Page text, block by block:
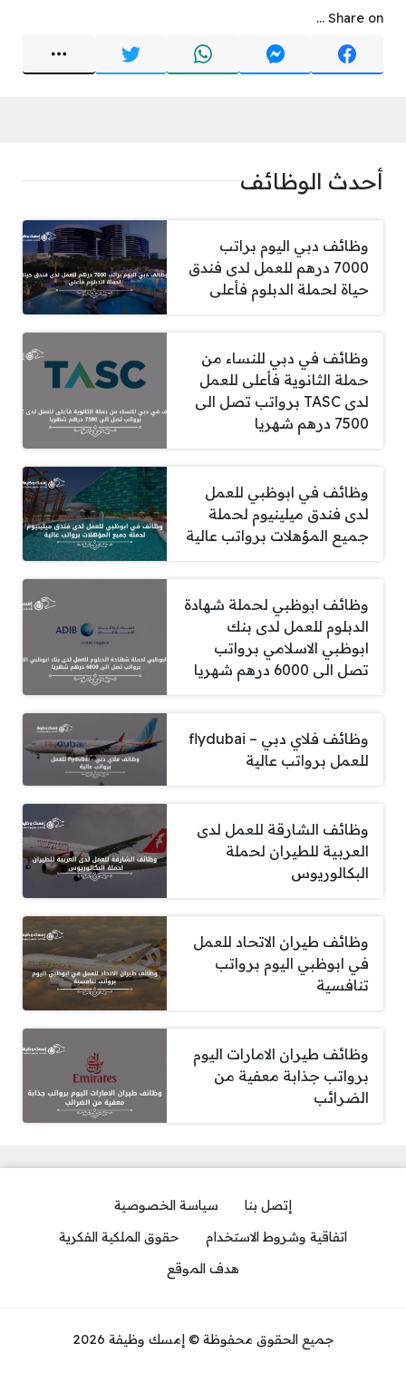
Share on ...
أحدث الوظائف
وظائف دبي اليوم براتب
7000 درهم للعمل لدى فندق
حياة لحملة الدبلوم فأعلى
وظائف في دبي للنساء من
حملة الثانوية فأعلى للعمل
لدى TASC برواتب تصل الى
7500 درهم شهريا
وظائف في ابوظبي للعمل
لدى فندق ميلينيوم لحملة
جميع المؤهلات برواتب عالية
وظائف ابوظبي لحملة شهادة
الدبلوم للعمل لدى بنك
ابوظبي الاسلامي برواتب
تصل الى 6000 درهم شهريا
وظائف فلاي دبي – flydubai
للعمل برواتب عالية
وظائف الشارقة للعمل لدى
العربية للطيران لحملة
البكالوريوس
وظائف طيران الاتحاد للعمل
في ابوظبي اليوم برواتب
تنافسية
وظائف طيران الامارات اليوم
برواتب جذابة معفية من
الضرائب
إتصل بنا
سياسة الخصوصية
اتفاقية وشروط الاستخدام
حقوق الملكية الفكرية
هدف الموقع
جميع الحقوق محفوظة © إمسك وظيفة 2026